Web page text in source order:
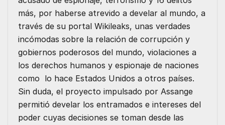
más, por haberse atrevido a develar al mundo, a
través de su portal Wikileaks, unas verdades
incómodas sobre la relación de corrupción y
gobiernos poderosos del mundo, violaciones a
los derechos humanos y espionaje de naciones
como lo hace Estados Unidos a otros países.
Sin duda, el proyecto impulsado por Assange
permitió develar los entramados e intereses del
poder cuyas decisiones se toman desde las